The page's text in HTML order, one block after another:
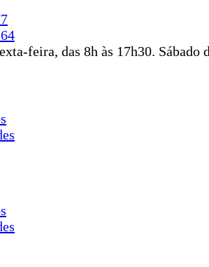
feira, das 8h às 17h30. Sábado